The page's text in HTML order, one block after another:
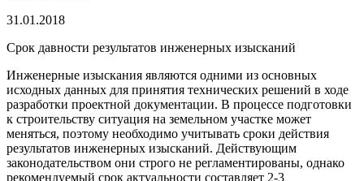
31.01.2018
Срок давности результатов инженерных изысканий
Инженерные изыскания являются одними из основных
исходных данных для принятия технических решений в ходе
разработки проектной документации. В процессе подготовки
к строительству ситуация на земельном участке может
меняться, поэтому необходимо учитывать сроки действия
результатов инженерных изысканий. Действующим
законодательством они строго не регламентированы, однако
рекомендуемый срок актуальности составляет 2-3